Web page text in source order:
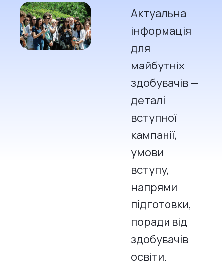
Актуальна
інформація
для
майбутніх
здобувачів —
деталі
вступної
кампанії,
умови
вступу,
напрями
підготовки,
поради від
здобувачів
освіти.